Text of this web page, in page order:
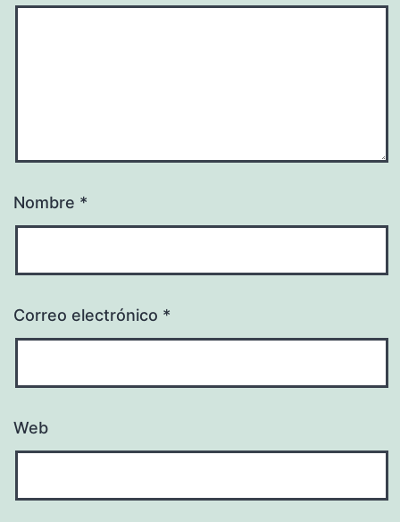
Nombre *
Correo electrónico *
Web